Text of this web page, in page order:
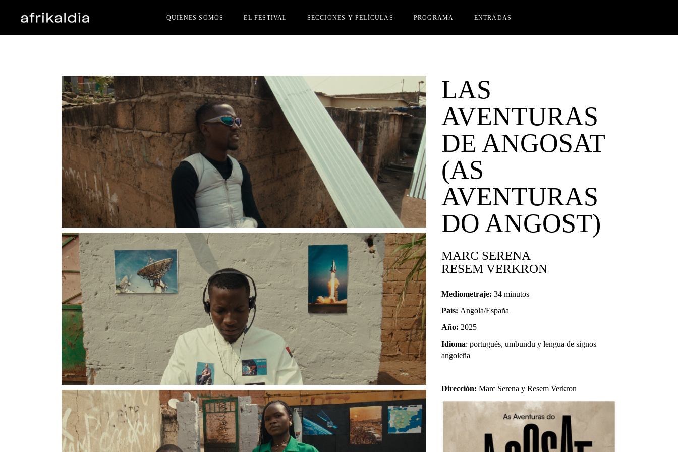
QUIÉNES SOMOS EL FESTIVAL
INSCRIPCIÓN PELÍCULAS
PERSONAS INVITADAS
ACREDITACIONES
PREMIOS
HAZTE AMIGUI
OTRAS EDICIONES
SECCIONES Y PELÍCULAS
ACTIVIDADES PARALELAS
PROGRAMA ENTRADAS
LAS
AVENTURAS
DE ANGOSAT
(AS
AVENTURAS
DO ANGOST)
MARC SERENA
RESEM VERKRON
Mediometraje: 34 minutos
País: Angola/España
Año: 2025
Idioma: portugués, umbundu y lengua de signos
angoleña
Dirección: Marc Serena y Resem Verkron